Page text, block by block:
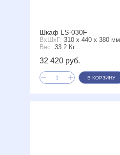
Шкаф LS-030F
ВxШxГ: 310 x 440 x 380 мм
Вес: 33.2 Кг
32 420 руб.
В КОРЗИНУ